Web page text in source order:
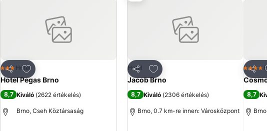
Megosztás
Hozzáadás a kedvencekhez
3 Kategória
Hotel
Hotel Pegas Brno
8,7 Kiváló (2622 értékelés)
Brno, Cseh Köztársaság
Megosztás
Hozzáadás a kedvencekhez
Hotel
Jacob Brno
8,7 Kiváló (2306 értékelés)
Brno, 0.7 km-re innen: Városközpont
4
8,7